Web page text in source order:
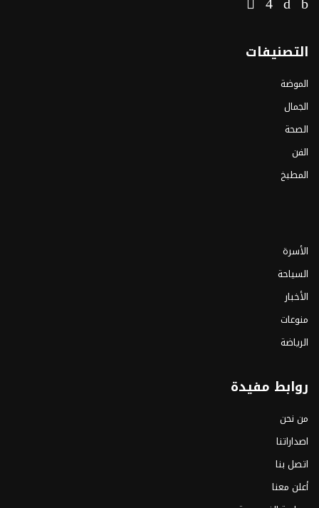
التصنيفات
الموضة
الجمال
الصحة
الفن
المطبخ
الأسرة
السياحة
الأخبار
منوعات
الرياضة
روابط مفيدة
من نحن
اصداراتنا
اتصل بنا
أعلن معنا